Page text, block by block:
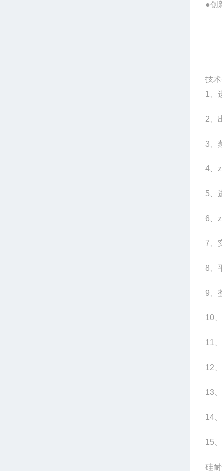
●创
技
1
2
3
4
5
6
7
8
9
10
11
12
13
14
15
硅